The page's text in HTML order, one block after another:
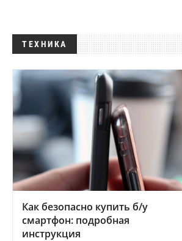
ТЕХНИКА
Как безопасно купить б/у
смартфон: подробная
инструкция